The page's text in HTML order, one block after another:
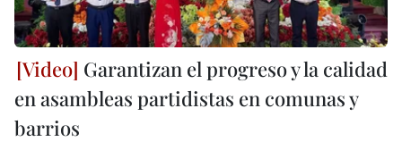
Garantizan el progreso y la calidad
en asambleas partidistas en comunas y
barrios